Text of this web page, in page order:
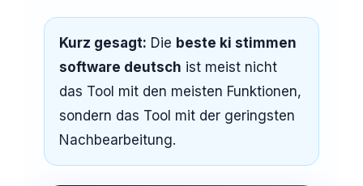
Kurz gesagt: Die beste ki stimmen
software deutsch ist meist nicht
das Tool mit den meisten Funktionen,
sondern das Tool mit der geringsten
Nachbearbeitung.